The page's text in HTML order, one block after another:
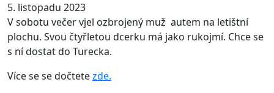
5. listopadu 2023
V sobotu večer vjel ozbrojený muž autem na letištní
plochu. Svou čtyřletou dcerku má jako rukojmí. Chce se
s ní dostat do Turecka.
Více se se dočtetezde.